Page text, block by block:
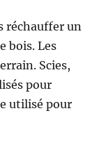
réchauffer un
bois. Les
Scies,
pour
utilisé pour